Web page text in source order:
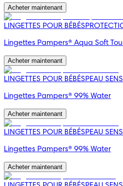
Acheter maintenant
LINGETTES POUR BÉBÉS
Lingettes Pampers® Aqua Soft
Acheter maintenant
LINGETTES POUR BÉBÉSPEAU
Lingettes Pampers® 99% Water
Acheter maintenant
LINGETTES POUR BÉBÉSPEAU
Lingettes Pampers® 99% Water
Acheter maintenant